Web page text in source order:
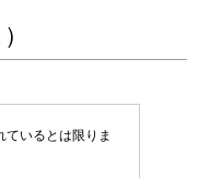
いるとは限りま